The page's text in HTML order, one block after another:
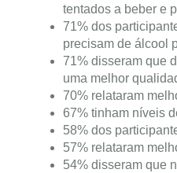
tentados a beber e
71% dos
precisam de álcool
71% disseram que
uma melhor
70% relataram
67% tinham níveis
58% dos
57% relataram
54% disseram que